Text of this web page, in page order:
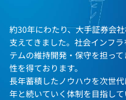
約30年にわたり、大手証券会
支えてきました。社会インフ
テムの維持開発・保守を担っ
性を得ております。
長年蓄積したノウハウを次世
年と続いていく体制を目指して